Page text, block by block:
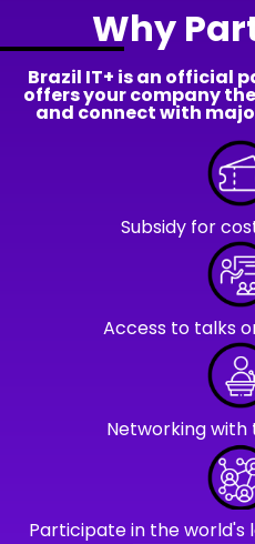
Why
Brazil IT+ is an official
offers your company
and connect with
Subsidy for
Access to talks
Networking
Participate in the world's